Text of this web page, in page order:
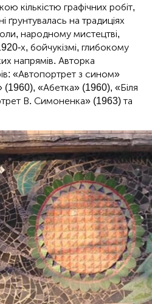
кількістю графічних робіт,
ґрунтувалась на традиціях
народному мистецтві,
х, бойчукізмі, глибокому
напрямів. Авторка
«Автопортрет з сином»
«Абетка» (1960), «Біля
В. Симоненка» (1963) та